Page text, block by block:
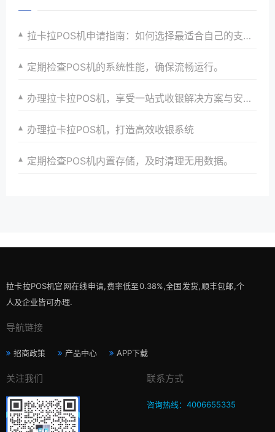
拉卡拉POS机申请指南：如何选择最适合自己的支付方案以满足个性化需求
定期检查POS机的系统性能，确保流畅运行。
办理拉卡拉POS机，享受一站式收银解决方案与安全保障
办理拉卡拉POS机，打造高效收银系统
定期检查POS机内置存储，及时清理无用数据。
拉卡拉POS机官网在线申请,费率低至0.38%,全国发货,顺丰包邮,个
人及企业皆可办理.
导航链接
招商政策 产品中心 APP下载
关注我们 联系方式
咨询热线：4006655335